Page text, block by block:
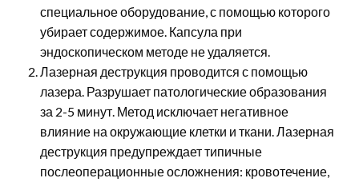
специальное оборудование, с помощью которого
убирает содержимое. Капсула при
эндоскопическом методе не удаляется.
Лазерная деструкция проводится с помощью
лазера. Разрушает патологические образования
за 2-5 минут. Метод исключает негативное
влияние на окружающие клетки и ткани. Лазерная
деструкция предупреждает типичные
послеоперационные осложнения: кровотечение,